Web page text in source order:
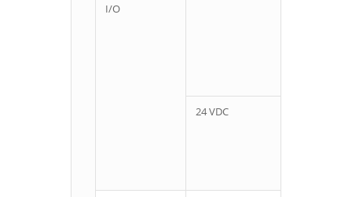
I/O
24 VDC